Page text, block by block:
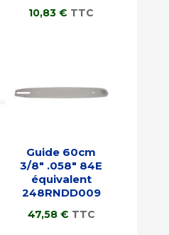
10,83€ TTC
Guide 60cm
3/8″ .058″ 84E
équivalent
248RNDD009
47,58 € TTC